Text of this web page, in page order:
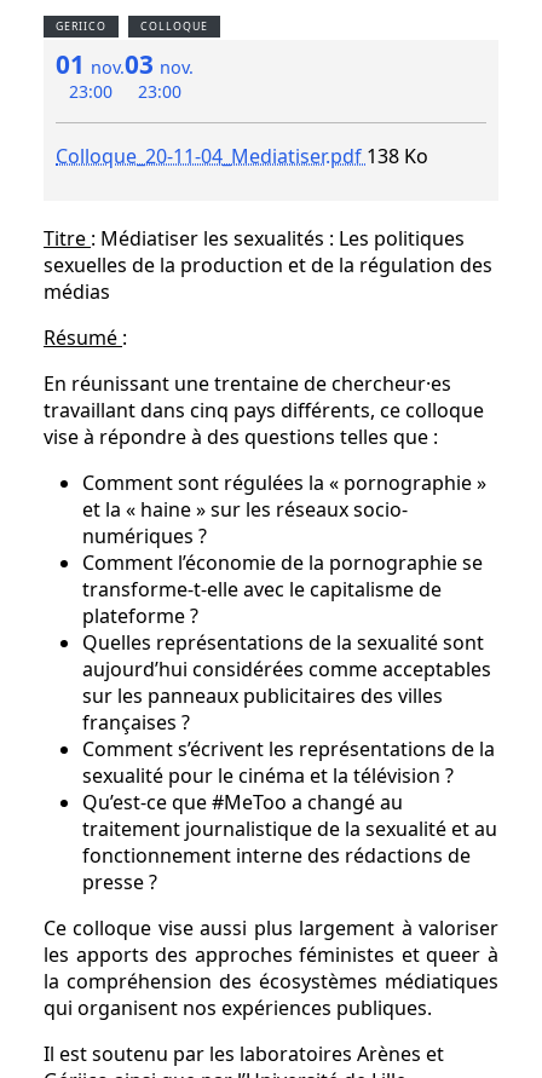
GERIICO COLLOQUE
01 nov.
23:00
03 nov.
23:00
Colloque_20-11-04_Mediatiser.pdf 138 Ko
Titre : Médiatiser les sexualités : Les politiques
sexuelles de la production et de la régulation des
médias
Résumé :
En réunissant une trentaine de chercheur·es
travaillant dans cinq pays différents, ce colloque
vise à répondre à des questions telles que :
Comment sont régulées la « pornographie »
et la « haine » sur les réseaux socio-
numériques ?
Comment l’économie de la pornographie se
transforme-t-elle avec le capitalisme de
plateforme ?
Quelles représentations de la sexualité sont
aujourd’hui considérées comme acceptables
sur les panneaux publicitaires des villes
françaises ?
Comment s’écrivent les représentations de la
sexualité pour le cinéma et la télévision ?
Qu’est-ce que #MeToo a changé au
traitement journalistique de la sexualité et au
fonctionnement interne des rédactions de
presse ?
Ce colloque vise aussi plus largement à valoriser
les apports des approches féministes et queer à
la compréhension des écosystèmes médiatiques
qui organisent nos expériences publiques.
Il est soutenu par les laboratoires Arènes et